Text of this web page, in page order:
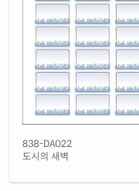
838-DA022
도시의 새벽